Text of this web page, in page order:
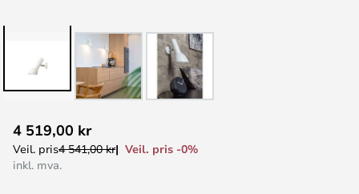
til
begynnelsen
4 519,00 kr
Veil. pris4 541,00 kr
Veil. pris -0%
inkl. mva.